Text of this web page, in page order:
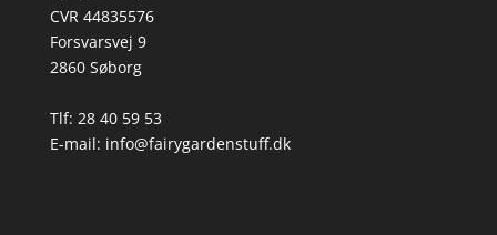
CVR 44835576
Forsvarsvej 9
2860 Søborg
Tlf: 28 40 59 53
E-mail: info@fairygardenstuff.dk